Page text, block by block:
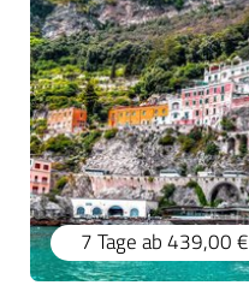
7 Tageab 439,00 €